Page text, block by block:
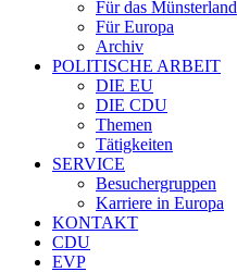
Für das Münsterland
Für Europa
Archiv
POLITISCHE ARBEIT
DIE EU
DIE CDU
Themen
Tätigkeiten
SERVICE
Besuchergruppen
Karriere in Europa
KONTAKT
CDU
EVP